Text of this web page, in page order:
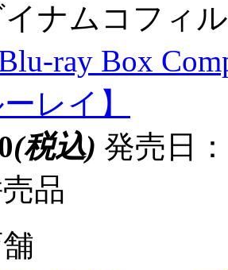
ナムコフィ
ray Box
レイ】
(税込) 発売日
品